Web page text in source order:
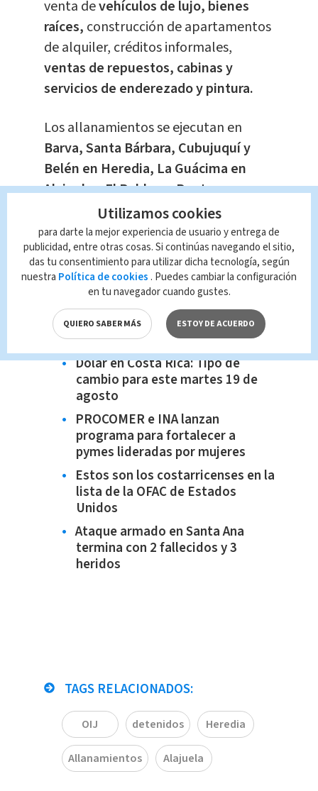
venta devehículos de lujo, bienes
raíces, construcción de apartamentos
de alquiler, créditos informales,
ventas de repuestos, cabinas y
servicios de enderezado y pintura.
Los allanamientos se ejecutan en
Barva, Santa Bárbara, Cubujuquí y
Belén en Heredia, La Guácima en
Alajuela y El Roble en Puntarenas,
donde se busca decomisar evidencia
relevante para la investigación.
Los detenidos serán remitidos al
Ministerio Público para que se
determine su situación jurídica.
Te recomendamos:
Dólar en Costa Rica: Tipo de
cambio para este martes 19 de
agosto
PROCOMER e INA lanzan
programa para fortalecer a
pymes lideradas por mujeres
Estos son los costarricenses en la
lista de la OFAC de Estados
Unidos
Ataque armado en Santa Ana
termina con 2 fallecidos y 3
heridos
TAGS RELACIONADOS:
OIJ detenidos Heredia
Allanamientos Alajuela
Utilizamos cookies
para darte la mejor experiencia de usuario y entrega de
publicidad, entre otras cosas. Si continúas navegando el sitio,
das tu consentimiento para utilizar dicha tecnología, según
nuestra Política de cookies . Puedes cambiar la configuración
en tu navegador cuando gustes.
QUIERO SABER MÁS ESTOY DE ACUERDO